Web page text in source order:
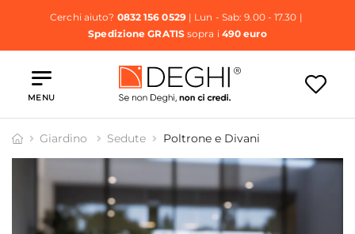
Cerchi aiuto? 0832 156 0529| Lun - Sab: 9.00 - 17.30 |
Spedizione GRATISsopra i 490 euro
MENU
Giardino Sedute Poltrone e Divani